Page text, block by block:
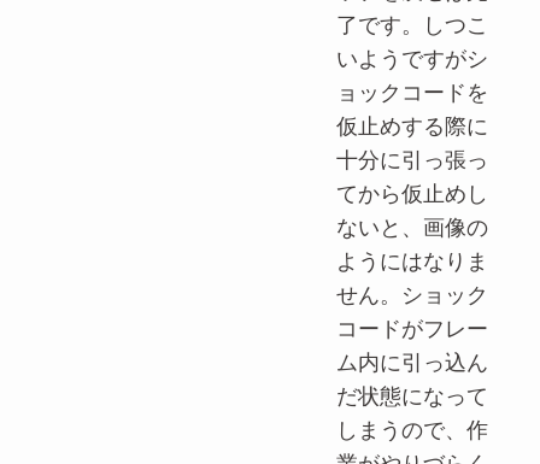
了です。しつこ
いようですがシ
ョックコードを
仮止めする際に
十分に引っ張っ
てから仮止めし
ないと、画像の
ようにはなりま
せん。ショック
コードがフレー
ム内に引っ込ん
だ状態になって
しまうので、作